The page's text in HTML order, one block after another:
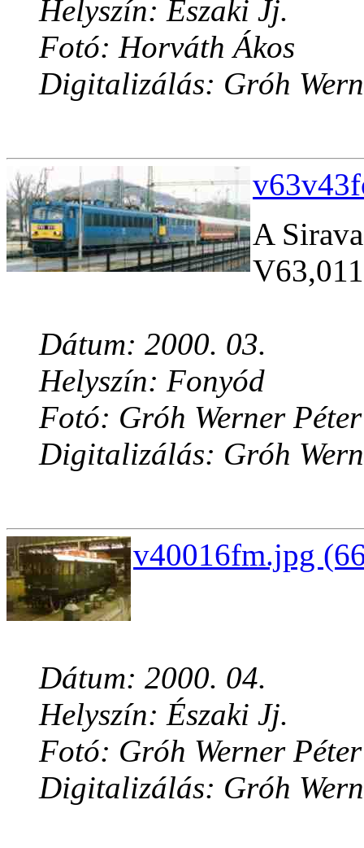
Helyszín: Északi Jj.
Fotó: Horváth Ákos
Digitalizálás: Gróh
A
Dátum: 2000. 03.
Helyszín: Fonyód
Fotó: Gróh Werner Péter
Digitalizálás: Gróh
v40016fm.jpg
Dátum: 2000. 04.
Helyszín: Északi Jj.
Fotó: Gróh Werner Péter
Digitalizálás: Gróh